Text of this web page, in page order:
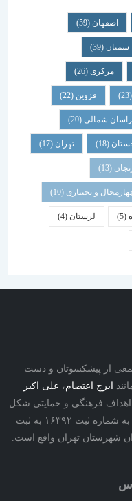
(59)
(39)
(26)
قزوین
(20)
تهران
و بختیاری (10)
لرستان (4)
و دست
اعتصام،علی اکبر
فرهنگی و حمایتی شکل
گرفته‌است. انجمن در تاریخ ۱۳۸۲/۱۲/۲۵ به شماره ثبت ۱۶۳۹۲ به ثبت
تهران واقع است.